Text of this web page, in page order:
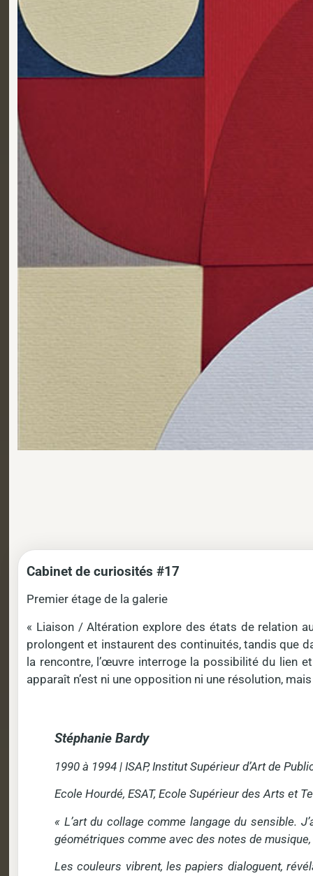
Cabinet de curiosités #17
Premier étage de la galerie
« Liaison / Altération explore des états de relation
prolongent et instaurent des continuités, tandis que
la rencontre, l’œuvre interroge la possibilité du lien
apparaît n’est ni une opposition ni une résolution,
Stéphanie Bardy
1990 à 1994 | ISAP, Institut Supérieur d’Art de
Ecole Hourdé, ESAT, Ecole Supérieur des Arts et
« L’art du collage comme langage du sensible.
géométriques comme avec des notes de
Les couleurs vibrent, les papiers dialoguent,